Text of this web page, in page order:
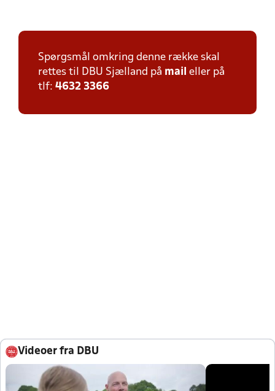
Spørgsmål omkring denne række skal
rettes til DBU Sjælland på mail eller på
tlf: 4632 3366
Videoer fra DBU